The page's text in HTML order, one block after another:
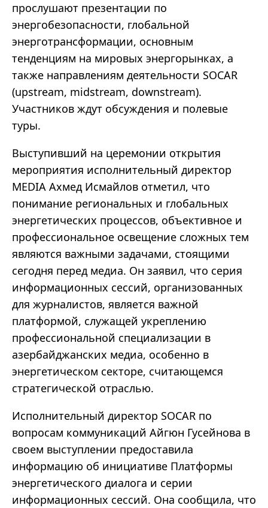
прослушают презентации по
энергобезопасности, глобальной
энерготрансформации, основным
тенденциям на мировых энергорынках, а
также направлениям деятельности SOCAR
(upstream, midstream, downstream).
Участников ждут обсуждения и полевые
туры.
Выступивший на церемонии открытия
мероприятия исполнительный директор
MEDIA Ахмед Исмайлов отметил, что
понимание региональных и глобальных
энергетических процессов, объективное и
профессиональное освещение сложных тем
являются важными задачами, стоящими
сегодня перед медиа. Он заявил, что серия
информационных сессий, организованных
для журналистов, является важной
платформой, служащей укреплению
профессиональной специализации в
азербайджанских медиа, особенно в
энергетическом секторе, считающемся
стратегической отраслью.
Исполнительный директор SOCAR по
вопросам коммуникаций Айгюн Гусейнова в
своем выступлении предоставила
информацию об инициативе Платформы
энергетического диалога и серии
информационных сессий. Она сообщила, что